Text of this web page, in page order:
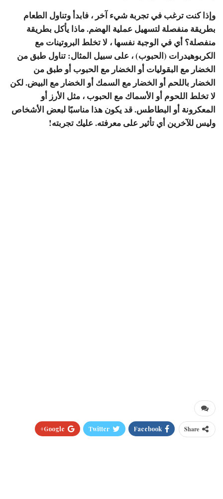
وإذا كنت ترغب في تجربة شيء آخر ، فابدأ وتناول الطعام
بطريقة منفصلة لتسهيل عملية الهضم. ماذا يأكل بطريقة
منفصلة؟ أي في الوجبة نفسها ، لا تخلط البروتينات مع
الكربوهيدرات (الحبوب) ، على سبيل المثال: تناول طبق من
الخضار مع البقوليات أو الخضار مع الحبوب أو طبق من
الخضار باللحم أو الخضار مع السمك أو الخضار مع البيض. لكن
لا تخلط اللحوم أو الأسماك مع الحبوب ، مثل الأرز أو
المعكرونة أو البطاطس. قد يكون هذا مناسبًا لبعض الأشخاص
وليس للآخرين أي تأثير على معرفته. عليك تجربته!
Share
Facebook
Twitter
Google+